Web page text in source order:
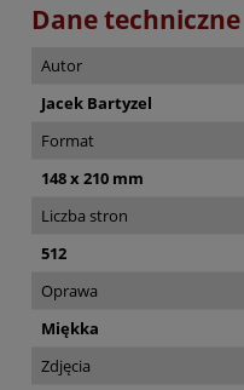
Dane techniczne
Autor
Jacek Bartyzel
Format
148 x 210 mm
Liczba stron
512
Oprawa
Miękka
Zdjęcia